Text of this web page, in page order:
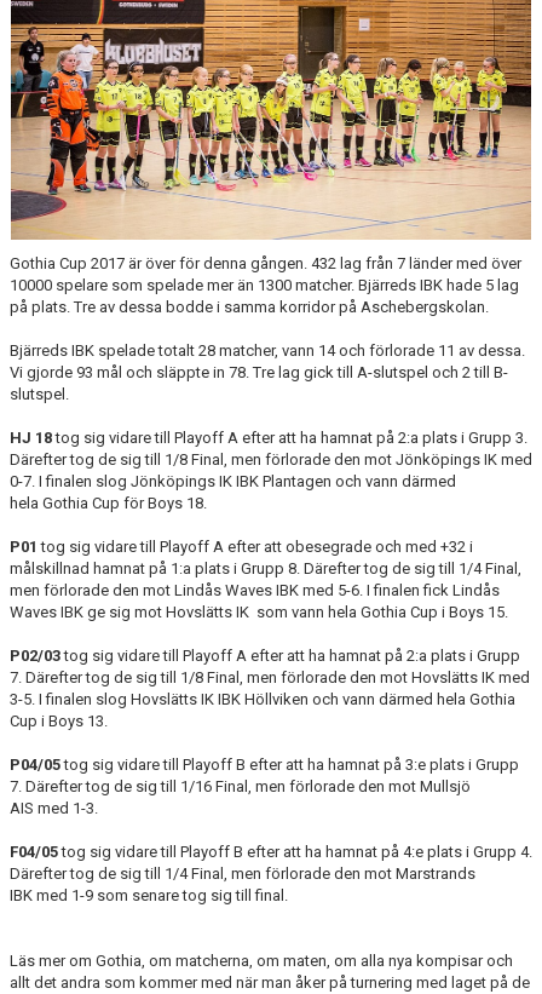
DOKUMENT
STYRELSE
FÖR LEDARE
SPONSORER
BIBK WEBSHOP
Gothia Cup 2017 är över för denna gången. 432 lag från 7 länder med över
10000 spelare som spelade mer än 1300 matcher. Bjärreds IBK hade 5 lag
på plats. Tre av dessa bodde i samma korridor på Aschebergskolan.
Bjärreds IBK spelade totalt 28 matcher, vann 14 och förlorade 11 av dessa.
Vi gjorde 93 mål och släppte in 78. Tre lag gick till A-slutspel och 2 till B-
slutspel.
HJ 18tog sig vidare till Playoff A efter att ha hamnat på 2:a plats i Grupp 3.
Därefter tog de sig till 1/8 Final, men förlorade den mot Jönköpings IK med
0-7. I finalen slog Jönköpings IK IBK Plantagen och vann därmed
hela Gothia Cup för Boys 18.
P01tog sig vidare till Playoff A efter att obesegrade och med +32 i
målskillnad hamnat på 1:a plats i Grupp 8. Därefter tog de sig till 1/4 Final,
men förlorade den mot Lindås Waves IBK med 5-6. I finalen fick Lindås
Waves IBK ge sig mot Hovslätts IK som vann hela Gothia Cup i Boys 15.
P02/03tog sig vidare till Playoff A efter att ha hamnat på 2:a plats i Grupp
7. Därefter tog de sig till 1/8 Final, men förlorade den mot Hovslätts IK med
3-5. I finalen slog Hovslätts IK IBK Höllviken och vann därmed hela Gothia
Cup i Boys 13.
P04/05tog sig vidare till Playoff B efter att ha hamnat på 3:e plats i Grupp
7. Därefter tog de sig till 1/16 Final, men förlorade den mot Mullsjö
AIS med 1-3.
F04/05tog sig vidare till Playoff B efter att ha hamnat på 4:e plats i Grupp 4.
Därefter tog de sig till 1/4 Final, men förlorade den mot Marstrands
IBK med 1-9 som senare tog sig till final.
Läs mer om Gothia, om matcherna, om maten, om alla nya kompisar och
allt det andra som kommer med när man åker på turnering med laget på de